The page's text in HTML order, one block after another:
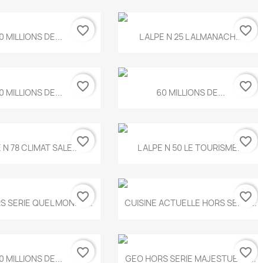
Aperçu rapide
MILLIONS DE... favorite_border  Aperçu rapide
L ALPE N 25 L ALMANACH...favorite_border
Aperçu rapide
MILLIONS DE... favorite_border Aperçu rapide
60 MILLIONS DE... favorite_border
Aperçu rapide
N 78 CLIMAT SALE...favorite_border  Aperçu rapide
L ALPE N 50 LE TOURISME...favorite_border
Aperçu rapide
SERIE QUEL MONDE...
favorite_border Aperçu rapide
CUISINE ACTUELLE HORS SERIE...
favorite_border
Aperçu rapide
MILLIONS DE... favorite_border Aperçu rapide
GEO HORS SERIE MAJESTUEUX...
favorite_border